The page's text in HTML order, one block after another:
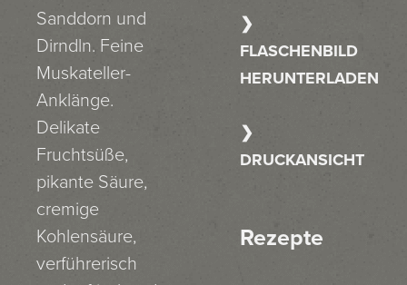
Sanddorn und
Dirndln. Feine
Muskateller-
Anklänge.
Delikate
Fruchtsüße,
pikante Säure,
cremige
Kohlensäure,
verführerisch
FLASCHENBILD
HERUNTERLADEN
DRUCKANSICHT
Rezepte